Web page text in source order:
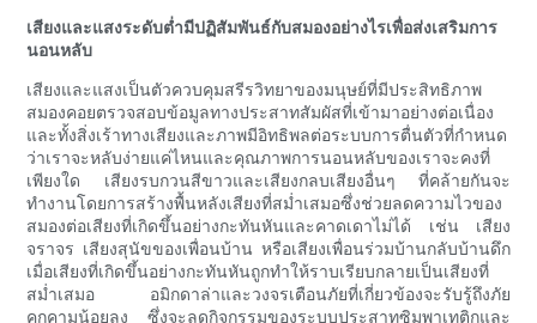
เสียงและแสงระดับต่ำมีปฏิสัมพันธ์กับสมองอย่างไรเพื่อส่งเสริมการ
นอนหลับ
เสียงและแสงเป็นตัวควบคุมสรีรวิทยาของมนุษย์ที่มีประสิทธิภาพ
สมองคอยตรวจสอบข้อมูลทางประสาทสัมผัสที่เข้ามาอย่างต่อเนื่อง
และทั้งสิ่งเร้าทางเสียงและภาพมีอิทธิพลต่อระบบการตื่นตัวที่กำหนด
ว่าเราจะหลับง่ายแค่ไหนและคุณภาพการนอนหลับของเราจะคงที่
เพียงใด เสียงรบกวนสีขาวและเสียงกลบเสียงอื่นๆ ที่คล้ายกันจะ
ทำงานโดยการสร้างพื้นหลังเสียงที่สม่ำเสมอซึ่งช่วยลดความไวของ
สมองต่อเสียงที่เกิดขึ้นอย่างกะทันหันและคาดเดาไม่ได้ เช่น เสียง
จราจร เสียงสุนัขของเพื่อนบ้าน หรือเสียงเพื่อนร่วมบ้านกลับบ้านดึก
เมื่อเสียงที่เกิดขึ้นอย่างกะทันหันถูกทำให้ราบเรียบกลายเป็นเสียงที่
สม่ำเสมอ อมิกดาล่าและวงจรเตือนภัยที่เกี่ยวข้องจะรับรู้ถึงภัย
คุกคามน้อยลง ซึ่งจะลดกิจกรรมของระบบประสาทซิมพาเทติกและ